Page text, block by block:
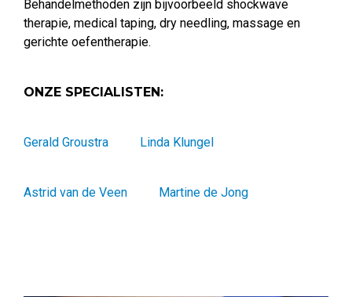
Behandelmethoden zijn bijvoorbeeld shockwave
therapie, medical taping, dry needling, massage en
gerichte oefentherapie.
ONZE SPECIALISTEN:
Gerald Groustra Linda Klungel
Astrid van de Veen Martine de Jong